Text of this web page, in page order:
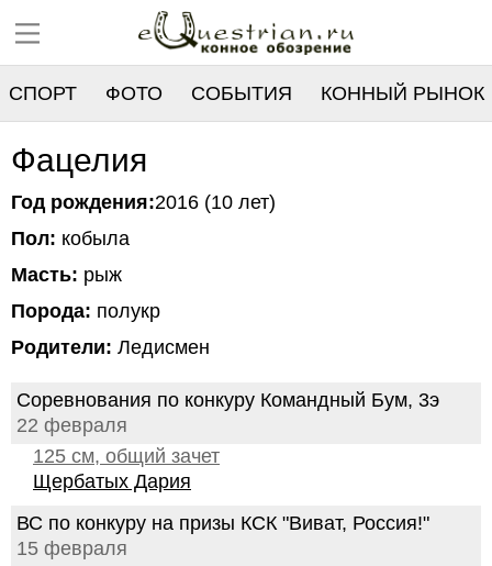
СПОРТ ФОТО СОБЫТИЯ КОННЫЙ РЫНОК
РЕЕСТР
Фацелия
Год рождения:2016 (10 лет)
Пол: кобыла
Масть: рыж
Порода: полукр
Родители: Ледисмен
Соревнования по конкуру Командный Бум, 3э
22 февраля
125 см, общий зачет
Щербатых Дария
ВС по конкуру на призы КСК "Виват, Россия!"
15 февраля